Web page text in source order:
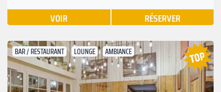
VOIR RÉSERVER
BAR / RESTAURANT LOUNGE AMBIANCE